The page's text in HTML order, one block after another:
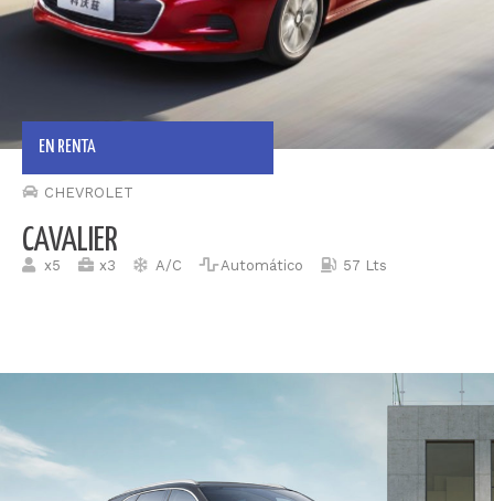
EN RENTA
CHEVROLET
CAVALIER
x5 x3 A/C Automático 57 Lts